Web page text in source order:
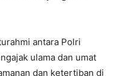
antara Polri
ulama dan umat
dan ketertiban di